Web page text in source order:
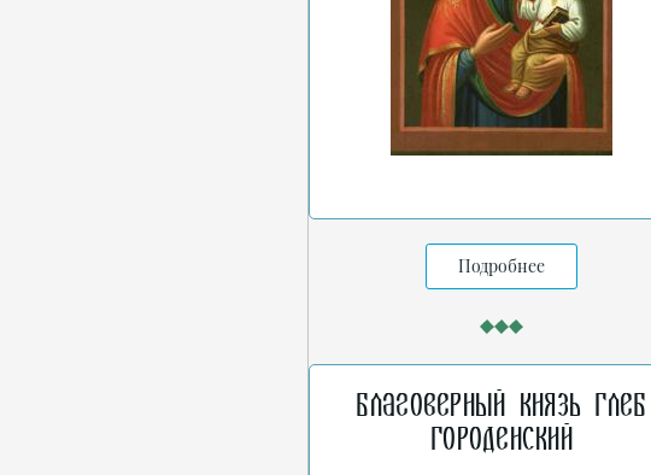
Подробнее
Благоверный князь Глеб
Городенский